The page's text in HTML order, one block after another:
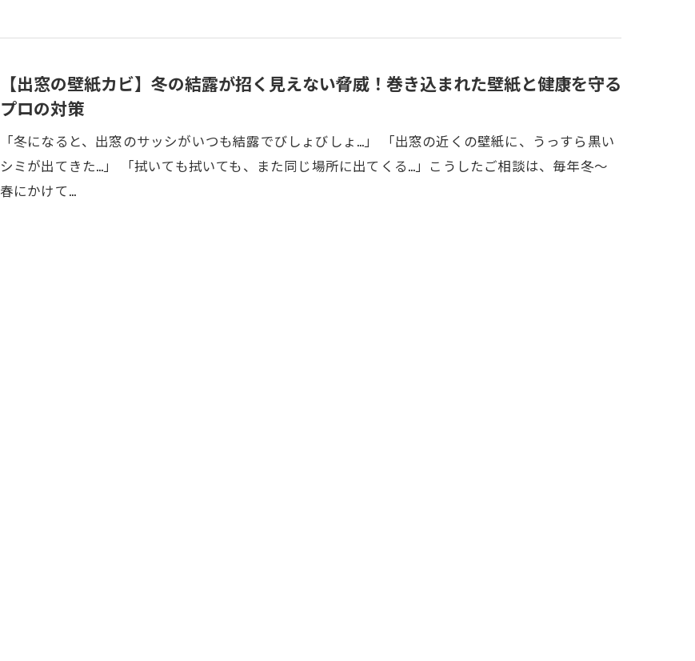
【出窓の壁紙カビ】冬の結露が招く見えない脅威！巻き込まれた壁紙と健康を守る
プロの対策
「冬になると、出窓のサッシがいつも結露でびしょびしょ…」 「出窓の近くの壁紙に、うっすら黒い
シミが出てきた…」 「拭いても拭いても、また同じ場所に出てくる…」こうしたご相談は、毎年冬～
春にかけて…